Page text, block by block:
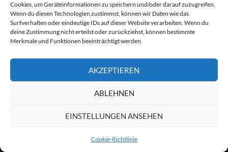
Cookies, um Geräteinformationen zu speichern und/oder darauf zuzugreifen.
Wenn du diesen Technologien zustimmst, können wir Daten wie das
Surfverhalten oder eindeutige IDs auf dieser Website verarbeiten. Wenn du
deine Zustimmung nicht erteilst oder zurückziehst, können bestimmte
Merkmale und Funktionen beeinträchtigt werden.
AKZEPTIEREN
ABLEHNEN
EINSTELLUNGEN ANSEHEN
Cookie-Richtlinie
OFFIZIELLES
Impressum